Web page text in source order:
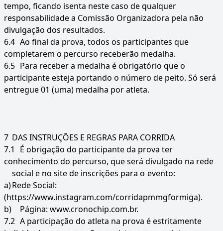
tempo, ficando isenta neste caso de qualquer
responsabilidade a Comissão Organizadora pela não
divulgação dos resultados.
6.4 Ao final da prova, todos os participantes que
completarem o percurso receberão medalha.
6.5 Para receber a medalha é obrigatório que o
participante esteja portando o número de peito. Só será
entregue 01 (uma) medalha por atleta.
7 DAS INSTRUÇÕES E REGRAS PARA CORRIDA
7.1
É obrigação do participante da prova ter
conhecimento do percurso, que será divulgado na rede
social e no site de inscrições para o evento:
a)Rede Social:
(https://www.instagram.com/corridapmmgformiga).
b)
Página: www.cronochip.com.br.
7.2 A participação do atleta na prova é estritamente